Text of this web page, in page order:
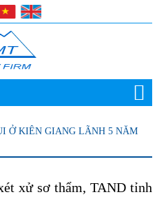
Ở KIÊN GIANG LÃNH 5 NĂM
xử sơ thẩm, TAND tỉnh